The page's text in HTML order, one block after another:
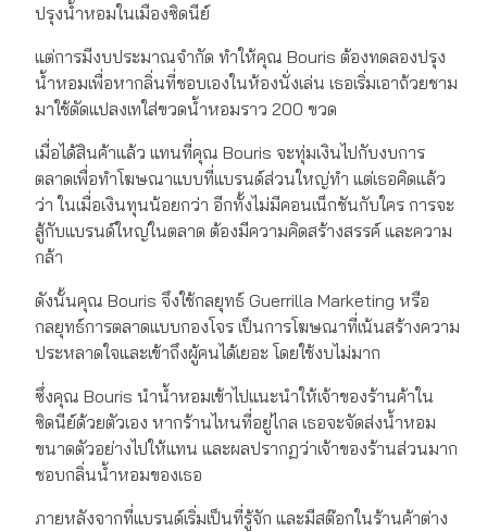
ปรุงน้ำหอมในเมืองซิดนีย์
แต่การมีงบประมาณจำกัด ทำให้คุณ Bouris ต้องทดลองปรุง
น้ำหอมเพื่อหากลิ่นที่ชอบเองในห้องนั่งเล่น เธอเริ่มเอาถ้วยชาม
มาใช้ดัดแปลงเทใส่ขวดน้ำหอมราว 200 ขวด
เมื่อได้สินค้าแล้ว แทนที่คุณ Bouris จะทุ่มเงินไปกับงบการ
ตลาดเพื่อทำโฆษณาแบบที่แบรนด์ส่วนใหญ่ทำ แต่เธอคิดแล้ว
ว่า ในเมื่อเงินทุนน้อยกว่า อีกทั้งไม่มีคอนเน็กชันกับใคร การจะ
สู้กับแบรนด์ใหญ่ในตลาด ต้องมีความคิดสร้างสรรค์ และความ
กล้า
ดังนั้นคุณ Bouris จึงใช้กลยุทธ์ Guerrilla Marketing หรือ
กลยุทธ์การตลาดแบบกองโจร เป็นการโฆษณาที่เน้นสร้างความ
ประหลาดใจและเข้าถึงผู้คนได้เยอะ โดยใช้งบไม่มาก
ซึ่งคุณ Bouris นำน้ำหอมเข้าไปแนะนำให้เจ้าของร้านค้าใน
ซิดนีย์ด้วยตัวเอง หากร้านไหนที่อยู่ไกล เธอจะจัดส่งน้ำหอม
ขนาดตัวอย่างไปให้แทน และผลปรากฏว่าเจ้าของร้านส่วนมาก
ชอบกลิ่นน้ำหอมของเธอ
ภายหลังจากที่แบรนด์เริ่มเป็นที่รู้จัก และมีสต๊อกในร้านค้าต่าง